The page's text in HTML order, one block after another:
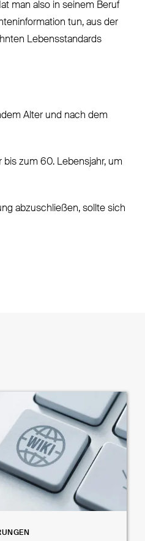
man also in seinem Beruf
tun, aus der
Lebensstandards
Alter und nach dem
zum 60. Lebensjahr, um
abzuschließen, sollte sich